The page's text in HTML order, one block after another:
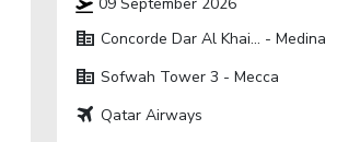
corporate_fare Concorde Dar Al Khai... - Medina
corporate_fare Sofwah Tower 3 - Mecca
travel Qatar Airways